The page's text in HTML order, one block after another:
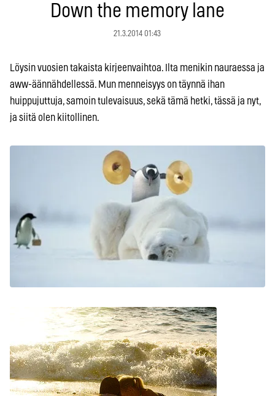
Down the memory lane
21.3.2014 01:43
Löysin vuosien takaista kirjeenvaihtoa. Ilta menikin nauraessa ja
aww-äännähdellessä. Mun menneisyys on täynnä ihan
huippujuttuja, samoin tulevaisuus, sekä tämä hetki, tässä ja nyt,
ja siitä olen kiitollinen.